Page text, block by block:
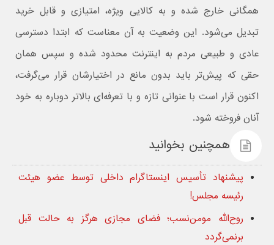
همگانی خارج شده و به کالایی ویژه، امتیازی و قابل خرید
تبدیل می‌شود. این وضعیت به آن معناست که ابتدا دسترسی
عادی و طبیعی مردم به اینترنت محدود شده و سپس همان
حقی که پیش‌تر باید بدون مانع در اختیارشان قرار می‌گرفت،
اکنون قرار است با عنوانی تازه و با تعرفه‌ای بالاتر دوباره به خود
آنان فروخته شود.
همچنین بخوانید
پیشنهاد تأسیس اینستاگرام داخلی توسط عضو هیئت
رئیسه مجلس!
روح‌الله مومن‌نسب؛ فضای مجازی هرگز به حالت قبل
برنمی‌گردد